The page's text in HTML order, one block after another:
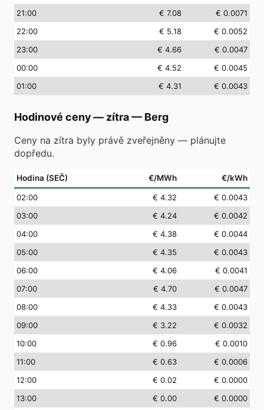
21:00 € 7.08
€ 0.0071
22:00 € 5.18
€ 0.0052
23:00 € 4.66
€ 0.0047
00:00 € 4.52
€ 0.0045
01:00 € 4.31 € 0.0043
Hodinové ceny — zítra— Berg
Ceny na zítra byly právě zveřejněny — plánujte
dopředu.
Hodina (SEČ) €/MWh €/kWh
02:00 € 4.32
€ 0.0043
03:00 € 4.24
€ 0.0042
04:00 € 4.38
€ 0.0044
05:00 € 4.35
€ 0.0043
06:00 € 4.06
€ 0.0041
07:00 € 4.70
€ 0.0047
08:00 € 4.33
€ 0.0043
09:00 € 3.22
€ 0.0032
10:00 € 0.96
€ 0.0010
11:00 € 0.63
€ 0.0006
12:00 € 0.02
€ 0.0000
13:00 € 0.00
€ 0.0000